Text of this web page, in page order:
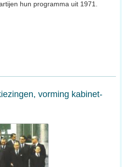
hun programma uit 1971.
vorming kabinet-